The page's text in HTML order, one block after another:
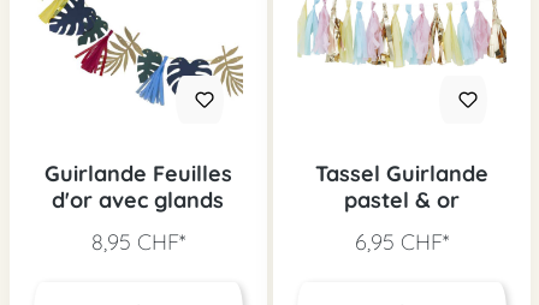
Guirlande Feuilles
d'or avec glands
8,95 CHF*
Tassel Guirlande
pastel & or
6,95 CHF*